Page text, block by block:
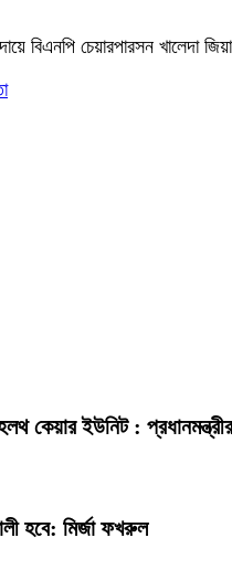
বিএনপি চেয়ারপারসন খালেদা
কেয়ার ইউনিট :
হবে: মির্জা ফখরুল